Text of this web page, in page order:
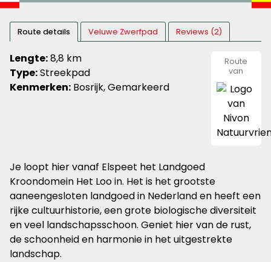
Route details Veluwe Zwerfpad Reviews (2)
Lengte:8,8 km
Type:Streekpad
Kenmerken: Bosrijk, Gemarkeerd
Route
van
Je loopt hier vanaf Elspeet het Landgoed
Kroondomein Het Loo in. Het is het grootste
aaneengesloten landgoed in Nederland en heeft een
rijke cultuurhistorie, een grote biologische diversiteit
en veel landschapsschoon. Geniet hier van de rust,
de schoonheid en harmonie in het uitgestrekte
landschap.